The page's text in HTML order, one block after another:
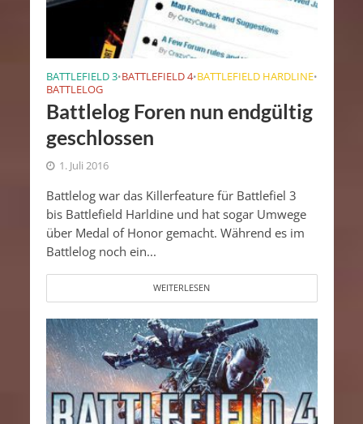
BATTLEFIELD 3•BATTLEFIELD 4•BATTLEFIELD HARDLINE•
BATTLELOG
Battlelog Foren nun endgültig
geschlossen
1. Juli 2016
Battlelog war das Killerfeature für Battlefiel 3
bis Battlefield Harldine und hat sogar Umwege
über Medal of Honor gemacht. Während es im
Battlelog noch ein...
WEITERLESEN